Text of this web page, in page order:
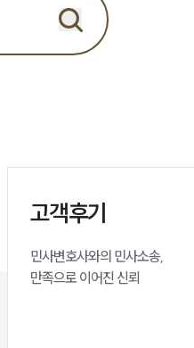
대륜법률상담예약
대륜법률상담예약
고객후기
민사변호사와의 민사소송,
만족으로 이어진 신뢰